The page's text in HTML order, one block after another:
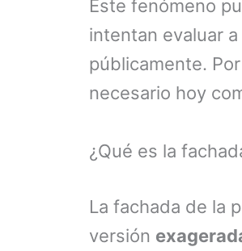
Este fenómeno
intentan evaluar
públicamente.
necesario hoy
¿Qué es la
La fachada de la
versión